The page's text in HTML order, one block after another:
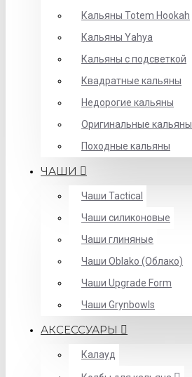
Кальяны Totem Hookah
Кальяны Yahya
Кальяны с подсветкой
Квадратные кальяны
Недорогие кальяны
Оригинальные кальяны
Походные кальяны
ЧАШИ
Чаши Tactical
Чаши силиконовые
Чаши глиняные
Чаши Oblako (Облако)
Чаши Upgrade Form
Чаши Grynbowls
АКСЕССУАРЫ
Калауд